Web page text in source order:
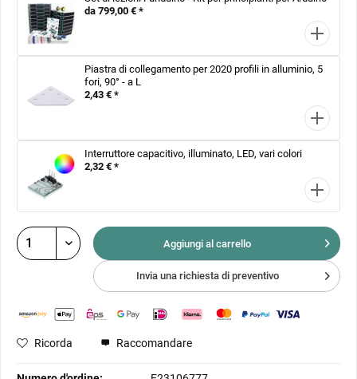
da 799,00 € *
Piastra di collegamento per 2020 profili in alluminio, 5
fori, 90° - a L
2,43 € *
Interruttore capacitivo, illuminato, LED, vari colori
2,32 € *
Aggiungi al carrello
Invia una richiesta di preventivo
Ricorda Raccomandare